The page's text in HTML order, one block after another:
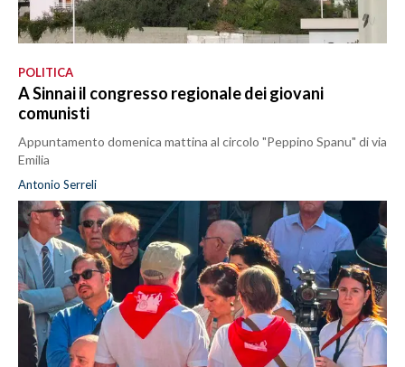
POLITICA
A Sinnai il congresso regionale dei giovani
comunisti
Appuntamento domenica mattina al circolo "Peppino Spanu" di via
Emilia
Antonio Serreli